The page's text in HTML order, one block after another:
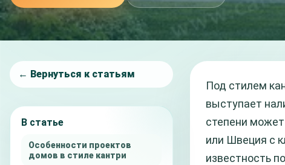
← Вернуться к статьям
В статье
Особенности проектов
домов в стиле кантри
Под стилем
выступает
степени
или Швеция с
известность